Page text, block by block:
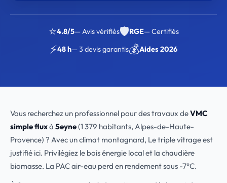
⭐4.8/5— Avis vérifiés🛡️RGE— Certifiés
⚡48 h— 3 devis garantis💰Aides 2026
Vous recherchez un professionnel pour des travaux deVMC
simple fluxà Seyne(1 379 habitants, Alpes-de-Haute-
Provence) ? Avec un climat montagnard, Le triple vitrage est
justifié ici. Privilégiez le bois énergie local et la chaudière
biomasse. La PAC air-eau perd en rendement sous -7°C.